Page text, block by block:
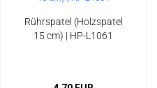
Rührspatel (Holzspatel
15 cm) | HP-L1061